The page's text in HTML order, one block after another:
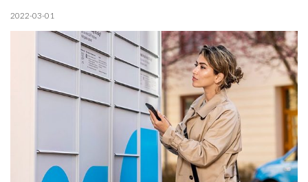
2022-03-01